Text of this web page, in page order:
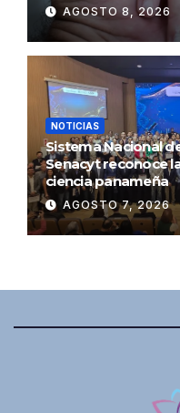
AGOSTO 8, 2026
NOTICIAS
Sistema Nacional
Senacyt reconoce
ciencia panameña
AGOSTO 7, 2026